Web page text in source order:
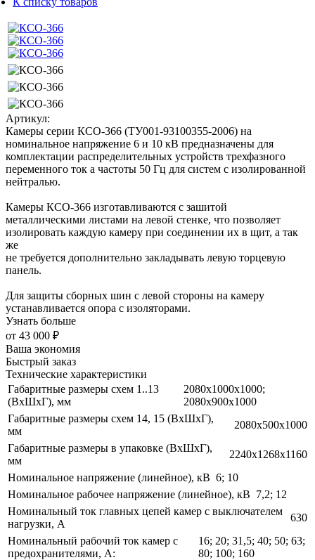
Артикул:
Камеры серии КСО-366 (ТУ001-93100355-2006) на
номинальное напряжение 6 и 10 кВ предназначены для
комплектации распределительных устройств трехфазного
переменного ток а частоты 50 Гц для систем с изолированной
нейтралью.
Камеры КСО-366 изготавливаются с зашитой
металлическими листами на левой стенке, что позволяет
изолировать каждую камеру при соединении их в щит, а так
же
не требуется дополнительно закладывать левую торцевую
панель.
Для защиты сборных шин с левой стороны на камеру
устанавливается опора с изоляторами.
Узнать больше
от 43 000 ₽
Ваша экономия
Быстрый заказ
Технические характеристики
Габаритные размеры схем 1..13
(ВхШхГ), мм
2080х1000х1000;
2080х900х1000
Габаритные размеры схем 14, 15 (ВхШхГ),
мм
2080х500х1000
Габаритные размеры в упаковке (ВхШхГ),
мм
2240х1268х1160
Номинальное напряжение (линейное), кВ 6; 10
Номинальное рабочее напряжение (линейное), кВ 7,2; 12
Номинальный ток главных цепей камер с выключателем
нагрузки, А
630
Номинальный рабочий ток камер с
предохранителями, А:
16; 20; 31,5; 40; 50; 63;
80; 100; 160